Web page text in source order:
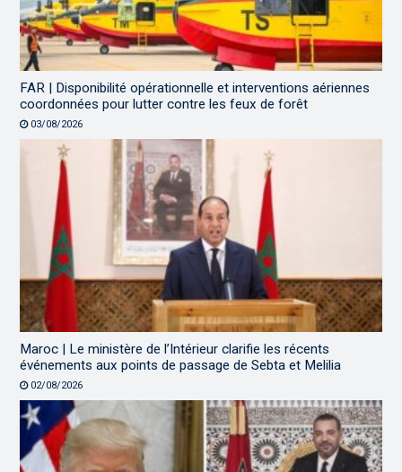
FAR | Disponibilité opérationnelle et interventions aériennes
coordonnées pour lutter contre les feux de forêt
03/08/2026
Maroc | Le ministère de l’Intérieur clarifie les récents
événements aux points de passage de Sebta et Melilia
02/08/2026